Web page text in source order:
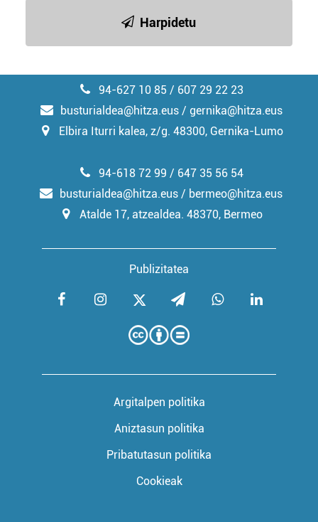
Harpidetu
94-627 10 85 / 607 29 22 23
busturialdea@hitza.eus / gernika@hitza.eus
Elbira Iturri kalea, z/g. 48300, Gernika-Lumo
Publizitatea
94-618 72 99 / 647 35 56 54
busturialdea@hitza.eus / bermeo@hitza.eus
Atalde 17, atzealdea. 48370, Bermeo
Argitalpen politika
Aniztasun politika
Pribatutasun politika
Cookieak